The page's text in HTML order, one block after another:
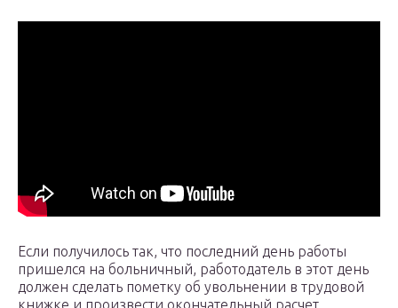
Если получилось так, что последний день работы
пришелся на больничный, работодатель в этот день
должен сделать пометку об увольнении в трудовой
книжке и произвести окончательный расчет